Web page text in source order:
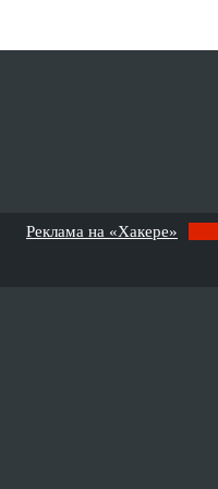
Реклама на «Хакере»